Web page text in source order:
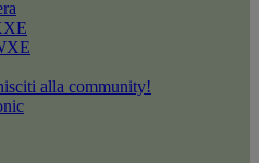
alla community!